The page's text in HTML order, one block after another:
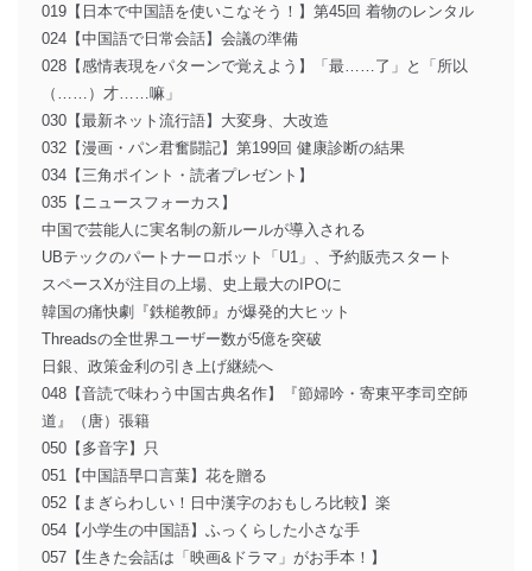
019【日本で中国語を使いこなそう！】第45回 着物のレンタル
024【中国語で日常会話】会議の準備
028【感情表現をパターンで覚えよう】「最……了」と「所以
（……）才……嘛」
030【最新ネット流行語】大変身、大改造
032【漫画・パン君奮闘記】第199回 健康診断の結果
034【三角ポイント・読者プレゼント】
035【ニュースフォーカス】
中国で芸能人に実名制の新ルールが導入される
UBテックのパートナーロボット「U1」、予約販売スタート
スペースXが注目の上場、史上最大のIPOに
韓国の痛快劇『鉄槌教師』が爆発的大ヒット
Threadsの全世界ユーザー数が5億を突破
日銀、政策金利の引き上げ継続へ
048【音読で味わう中国古典名作】『節婦吟・寄東平李司空師
道』（唐）張籍
050【多音字】只
051【中国語早口言葉】花を贈る
052【まぎらわしい！日中漢字のおもしろ比較】楽
054【小学生の中国語】ふっくらした小さな手
057【生きた会話は「映画&ドラマ」がお手本！】